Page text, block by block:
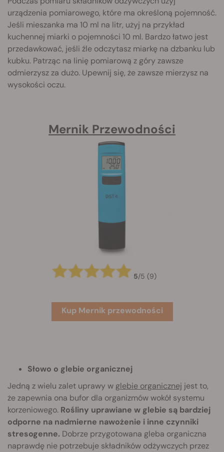
urządzenia pomiarowego, które ma określoną pojemność.
Jeśli mieszanka ma 10 ml na litr, użyj na przykład
kuchennej miarki o pojemności 10 ml. Bardzo łatwo jest
przedawkować, jeśli źle odczytasz miarkę na dzbanku lub
kubku. Patrząc na linię pomiarową z góry zawsze
odmierzysz za dużo. Upewnij się, że zawsze mierzysz na
wysokości oczu.
Mernik Przewodności
5/5 (9)
Kup Mernik przewodności
Słowo o glebie organicznej
Jedną z wielu zalet uprawy w glebie organicznej jest to,
że zapewnia ona bufor dla organizmów wokół systemu
korzeniowego. Rośliny uprawiane w glebie są bardziej
odporne na nadmierne nawożenie i inne czynniki
stresogenne. Dobrze przygotowana gleba organiczna
naprawdę nie potrzebuje składników odżywczych przez